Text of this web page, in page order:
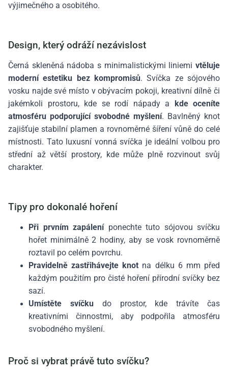
výjimečného a osobitého.
Design, který odráží nezávislost
Černá skleněná nádoba s minimalistickými liniemi vtěluje
moderní estetiku bez kompromisů. Svíčka ze sójového
vosku najde své místo v obývacím pokoji, kreativní dílně či
jakémkoli prostoru, kde se rodí nápady a kde oceníte
atmosféru podporující svobodné myšlení. Bavlněný knot
zajišťuje stabilní plamen a rovnoměrné šíření vůně do celé
místnosti. Tato luxusní vonná svíčka je ideální volbou pro
střední až větší prostory, kde může plně rozvinout svůj
charakter.
Tipy pro dokonalé hoření
Při prvním zapáleníponechte tuto sójovou svíčku
hořet minimálně 2 hodiny, aby se vosk rovnoměrně
roztavil po celém povrchu.
Pravidelně zastřihávejte knot na délku 6 mm před
každým použitím pro čisté hoření přírodní svíčky bez
sazí.
Umístěte svíčkudo prostor, kde trávíte čas
kreativními činnostmi, aby podpořila atmosféru
svobodného myšlení.
Proč si vybrat právě tuto svíčku?